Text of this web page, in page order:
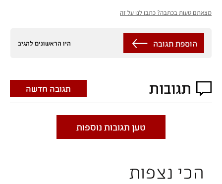
מצאתם טעות בכתבה? כתבו לנו על זה
היו הראשונים להגיב הוספת תגובה
תגובות תגובה חדשה
טען תגובות נוספות
הכי נצפות